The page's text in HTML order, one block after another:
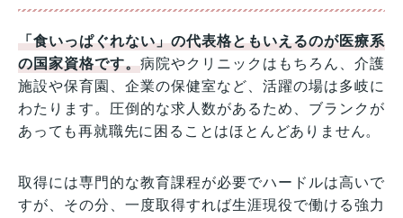
「食いっぱぐれない」の代表格ともいえるのが医療系
の国家資格です。病院やクリニックはもちろん、介護
施設や保育園、企業の保健室など、活躍の場は多岐に
わたります。圧倒的な求人数があるため、ブランクが
あっても再就職先に困ることはほとんどありません。
取得には専門的な教育課程が必要でハードルは高いで
すが、その分、一度取得すれば生涯現役で働ける強力